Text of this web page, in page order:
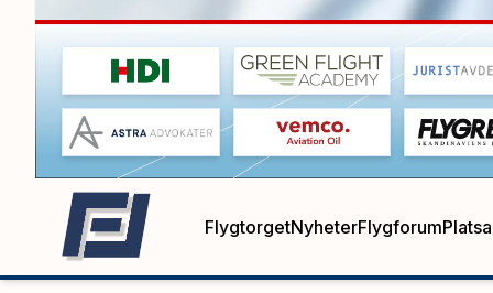
FlygtorgetNyheterFlygforum